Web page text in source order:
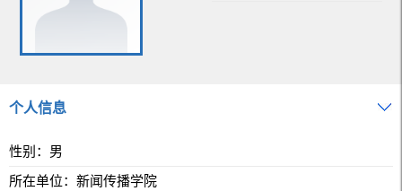
个人信息
性别：男
所在单位：新闻传播学院